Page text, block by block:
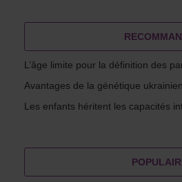
L’âge limite pour la définition des
Avantages de la génétique
Les enfants héritent les capacités